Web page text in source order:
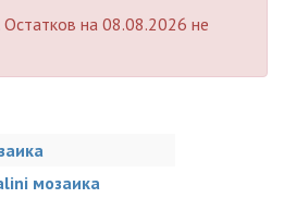
. Остатков на 08.08.2026 не
мозаика